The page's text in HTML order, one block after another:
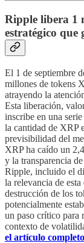
Ripple libera 1
estratégico que
El 1 de septiembre
millones de tokens
atrayendo la
Esta liberación,
inscribe en una
la cantidad de XRP
previsibilidad del
XRP ha caído un
y la transparencia
Ripple, incluido el
la relevancia de
destrucción de los
potencialmente
un paso crítico para
contexto de
el artículo